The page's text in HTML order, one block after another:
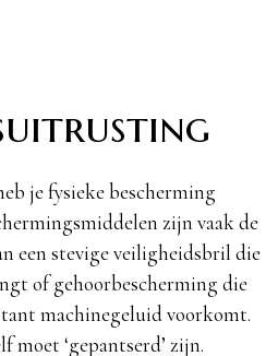
je fysieke bescherming
zijn vaak de
een stevige veiligheidsbril die
of gehoorbescherming die
machinegeluid voorkomt.
moet ‘gepantserd’ zijn.